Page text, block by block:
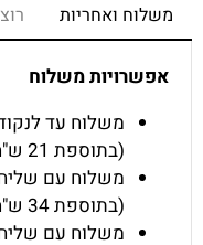
משלוח ואחריות
אפשרויות משלוח
(בתוספת 21 ש"ח)
(בתוספת 34 ש"ח)